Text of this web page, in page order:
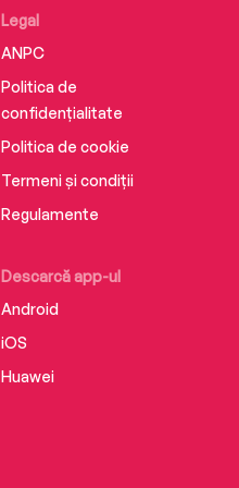
Descarcă app-ul
Android
iOS
Huawei
Legal
ANPC
Politica de
confidențialitate
Politica de cookie
Termeni și condiții
Regulamente